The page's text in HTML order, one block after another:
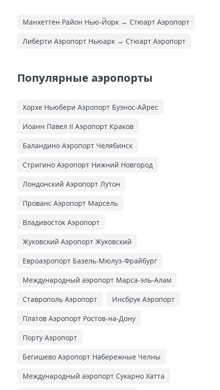
Манхеттен Район Нью-Йорк → Стюарт Аэропорт
Либерти Аэропорт Ньюарк → Стюарт Аэропорт
Популярные аэропорты
Хорхе Ньюбери Аэропорт Буэнос-Айрес
Иоанн Павел II Аэропорт Краков
Баландино Аэропорт Челябинск
Стригино Аэропорт Нижний Новгород
Лондонский Аэропорт Лутон
Прованс Аэропорт Марсель
Владивосток Аэропорт
Жуковский Аэропорт Жуковский
Евроаэропорт Базель-Мюлуз-Фрайбург
Международный аэропорт Марса-эль-Алам
Ставрополь Аэропорт Инсбрук Аэропорт
Платов Аэропорт Ростов-на-Дону
Порту Аэропорт
Бегишево Аэропорт Набережные Челны
Международный аэропорт Сукарно Хатта